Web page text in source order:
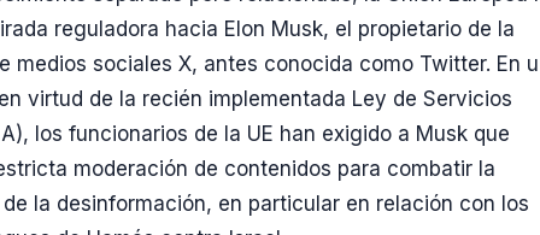
reguladora hacia Elon Musk, el propietario de la
medios sociales X, antes conocida como Twitter. En
virtud de la recién implementada Ley de Servicios
los funcionarios de la UE han exigido a Musk que
moderación de contenidos para combatir la
la desinformación, en particular en relación con los